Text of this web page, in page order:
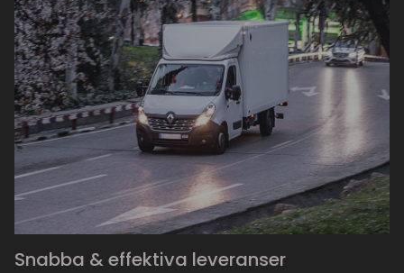
Snabba & effektiva leveranser